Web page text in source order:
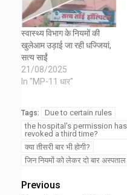
स्वास्थ्य विभाग के नियमों की
खुलेआम उड़ाई जा रही धज्जियां,
सत्य साईं
21/08/2025
In "MP-11 धार"
Tags:
Due to certain rules
the hospital's permission
revoked a third time?
क्या तीसरी बार भी होगी?
जिन नियमों को लेकर दो बार
Previous